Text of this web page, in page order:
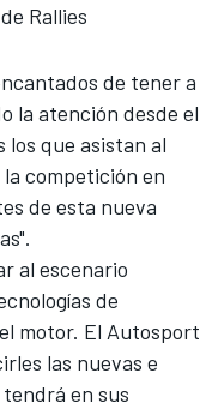
Rallies
de tener a
la atención desde el
los que asistan al
competición en
de esta nueva
al escenario
de
motor. El Autosport
las nuevas e
en sus